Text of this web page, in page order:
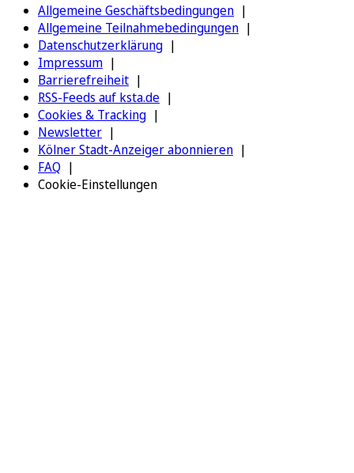
Allgemeine Geschäftsbedingungen
Allgemeine Teilnahmebedingungen
Datenschutzerklärung
Impressum
Barrierefreiheit
RSS-Feeds auf ksta.de
Cookies & Tracking
Newsletter
Kölner Stadt-Anzeiger abonnieren
FAQ
Cookie-Einstellungen